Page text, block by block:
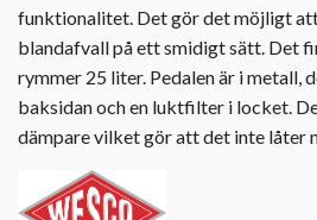
funktionalitet. Det gör det möjligt
blandafvall på ett smidigt sätt. Det
rymmer 25 liter. Pedalen är i metall,
baksidan och en luktfilter i locket.
dämpare vilket gör att det inte låter